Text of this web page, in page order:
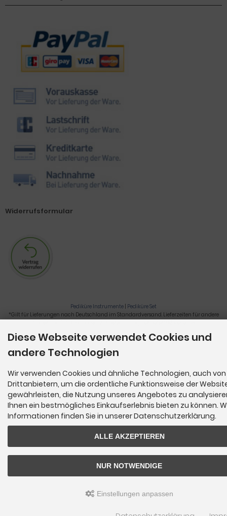
Zahlungsmethoden
Widerrufsformular
Pediküre Instrumente | Pediküre Set
*Gilt für Lieferungen nach Deutschland im Standardversand. Lieferzeiten für andere
Nagelzange, Podologie, Pediküre, Fußpflegegeräte, Nagelfräser © 2026
Diese Webseite verwendet Cookies und
andere Technologien
Wir verwenden Cookies und ähnliche Technologien, auch von
Drittanbietern, um die ordentliche Funktionsweise der
gewährleisten, die Nutzung unseres Angebotes zu
Ihnen ein bestmögliches Einkaufserlebnis bieten zu können.
Informationen finden Sie in unserer Datenschutzerklärung.
ALLE AKZEPTIEREN
NUR NOTWENDIGE
Einstellungen anpassen